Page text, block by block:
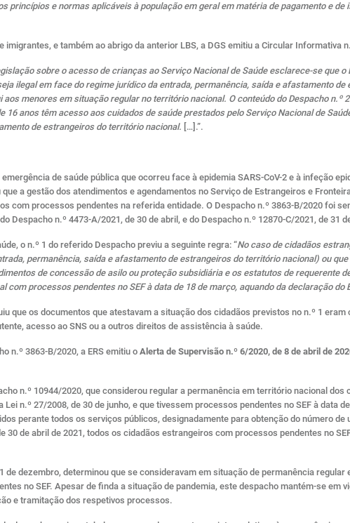
princípios e normas aplicáveis à população em geral em matéria de pagamento e
e também ao abrigo da anterior LBS, a DGS emitiu a Circular Informativa
sobre o acesso de crianças ao Serviço Nacional de Saúde esclarece-se que
ilegal em face do regime jurídico da entrada, permanência, saída e afastamento
menores em situação regular no território nacional. O conteúdo do Despacho n.º
16 anos têm acesso aos cuidados de saúde prestados pelo Serviço Nacional de
de estrangeiros do território nacional. […].”.
de saúde pública que ocorreu face à epidemia SARS-CoV-2 e à infeção
a gestão dos atendimentos e agendamentos no Serviço de Estrangeiros e
com processos pendentes na referida entidade. O Despacho n.º 3863-B/2020 foi
Despacho n.º 4473-A/2021, de 30 de abril, e do Despacho n.º 12870-C/2021, de 31
o n.º 1 do referido Despacho previu a seguinte regra: “No caso de cidadãos
permanência, saída e afastamento de estrangeiros do território nacional) ou
de concessão de asilo ou proteção subsidiária e os estatutos de requerente
processos pendentes no SEF à data de 18 de março, aquando da declaração do
que os documentos que atestavam a situação dos cidadãos previstos no n.º 1
acesso ao SNS ou a outros direitos de assistência à saúde.
n.º 3863-B/2020, a ERS emitiu o Alerta de Supervisão n.º 6/2020, de 8 de abril de
n.º 10944/2020, que considerou regular a permanência em território nacional
Lei n.º 27/2008, de 30 de junho, e que tivessem processos pendentes no SEF à data
perante todos os serviços públicos, designadamente para obtenção do número de
30 de abril de 2021, todos os cidadãos estrangeiros com processos pendentes no
de dezembro, determinou que se consideravam em situação de permanência
no SEF. Apesar de finda a situação de pandemia, este despacho mantém-se em
e tramitação dos respetivos processos.